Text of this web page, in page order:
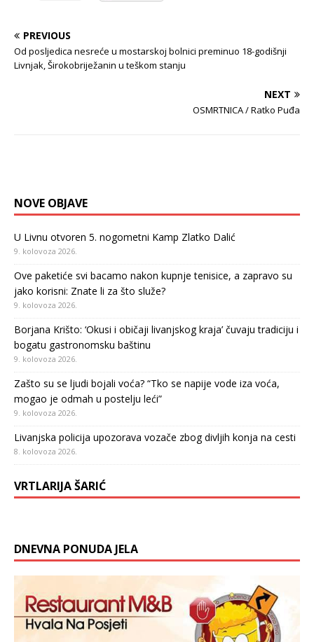
PREVIOUS
Od posljedica nesreće u mostarskoj bolnici preminuo 18-godišnji
Livnjak, Širokobriježanin u teškom stanju
NEXT
OSMRTNICA / Ratko Puđa
NOVE OBJAVE
U Livnu otvoren 5. nogometni Kamp Zlatko Dalić
9. kolovoza 2026.
Ove paketiće svi bacamo nakon kupnje tenisice, a zapravo su
jako korisni: Znate li za što služe?
9. kolovoza 2026.
Borjana Krišto: ‘Okusi i običaji livanjskog kraja’ čuvaju tradiciju i
bogatu gastronomsku baštinu
9. kolovoza 2026.
Zašto su se ljudi bojali voća? “Tko se napije vode iza voća,
mogao je odmah u postelju leći”
9. kolovoza 2026.
Livanjska policija upozorava vozače zbog divljih konja na cesti
8. kolovoza 2026.
VRTLARIJA ŠARIĆ
DNEVNA PONUDA JELA